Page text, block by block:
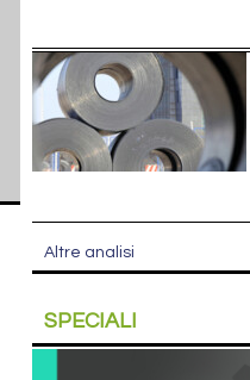
Altre analisi
SPECIALI